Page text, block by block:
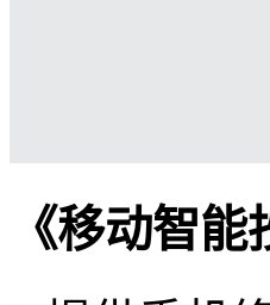
《移动智